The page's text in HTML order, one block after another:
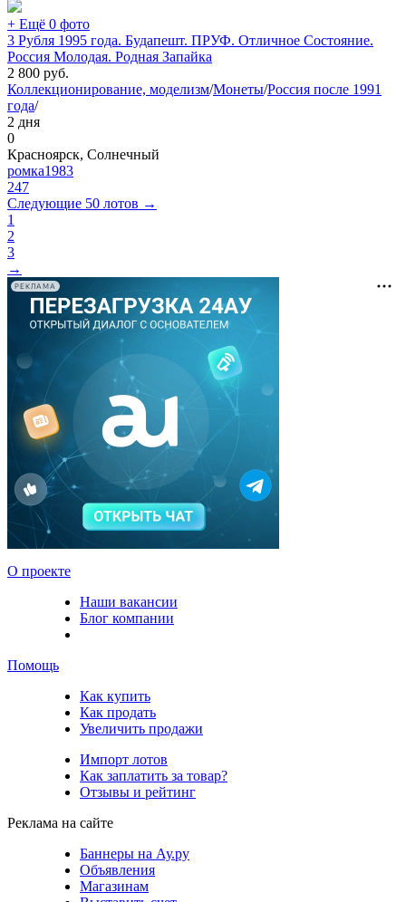
+ Ещё 0 фото
3 Рубля 1995 года. Будапешт. ПРУФ. Отличное Состояние.
Россия Молодая. Родная Запайка
2 800 руб.
Коллекционирование, моделизм/Монеты/Россия после 1991
года/
2 дня
0
Красноярск, Солнечный
ромка1983
247
Следующие 50 лотов →
1
2
3
→
РЕКЛАМА
О проекте
Наши вакансии
Блог компании
Помощь
Как купить
Как продать
Увеличить продажи
Импорт лотов
Как заплатить за товар?
Отзывы и рейтинг
Реклама на сайте
Баннеры на Ау.ру
Объявления
Магазинам